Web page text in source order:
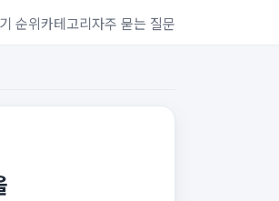
순위카테고리자주 묻는 질문